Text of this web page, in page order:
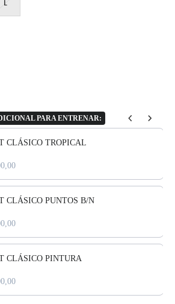
L
PARA ENTRENAR:
buttons to navigate through product
CLÁSICO TROPICAL
CLÁSICO PUNTOS B/N
CLÁSICO PINTURA